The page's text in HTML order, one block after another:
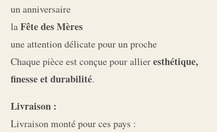
un anniversaire
laFête des Mères
une attention délicate pour un proche
Chaque pièce est conçue pour allieresthétique,
finesse et durabilité.
Livraison :
Livraison monté pour ces pays :